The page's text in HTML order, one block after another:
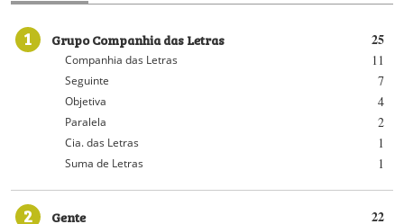
1 25
Grupo Companhia das Letras
11
Companhia das Letras
7
Seguinte
4
Objetiva
2
Paralela
1
Cia. das Letras
1
Suma de Letras
2 22
Gente